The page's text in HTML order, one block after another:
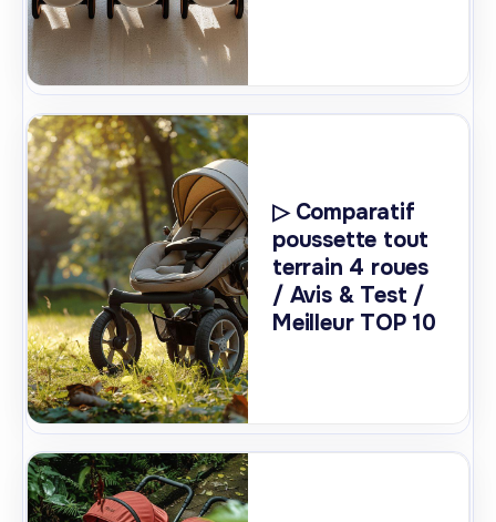
▷ Comparatif
poussette tout
terrain 4 roues
/ Avis & Test /
Meilleur TOP 10